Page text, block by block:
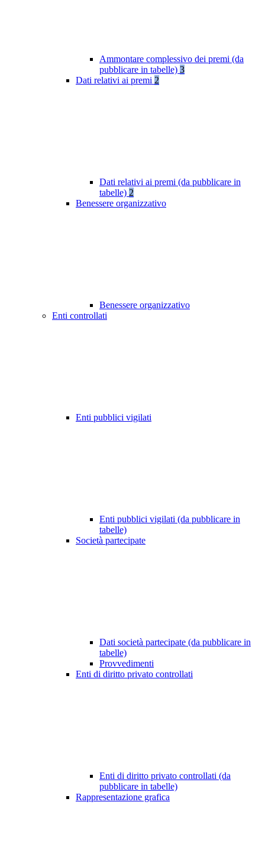
Ammontare complessivo dei premi (da
pubblicare in tabelle) 3
Dati relativi ai premi 2
Dati relativi ai premi (da pubblicare in
tabelle) 2
Benessere organizzativo
Benessere organizzativo
Enti controllati
Enti pubblici vigilati
Enti pubblici vigilati (da pubblicare in
tabelle)
Società partecipate
Dati società partecipate (da pubblicare in
tabelle)
Provvedimenti
Enti di diritto privato controllati
Enti di diritto privato controllati (da
pubblicare in tabelle)
Rappresentazione grafica